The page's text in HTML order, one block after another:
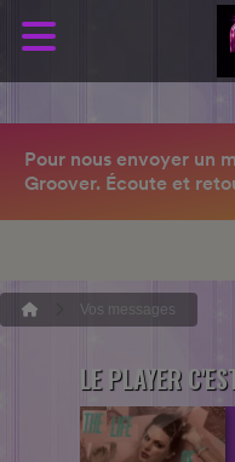
Vos messages
LE PLAYER